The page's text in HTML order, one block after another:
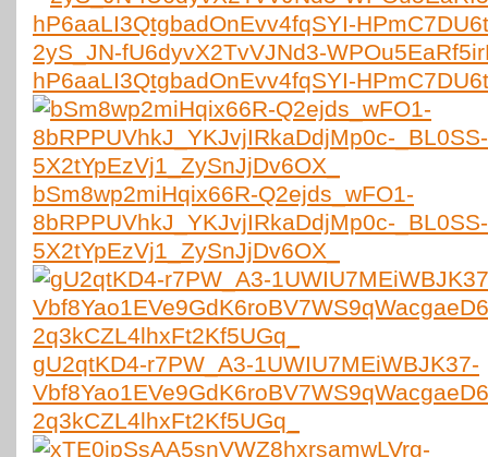
2yS_JN-fU6dyvX2TvVJNd3-
hP6aaLI3QtgbadOnEvv4fqSYI-
bSm8wp2miHqix66R-Q2ejds_wFO1-
8bRPPUVhkJ_YKJvjIRkaDdjMp0c-_BL0SS-
5X2tYpEzVj1_ZySnJjDv6OX_
gU2qtKD4-r7PW_A3-1UWIU7MEiWBJK37-
2q3kCZL4lhxFt2Kf5UGq_